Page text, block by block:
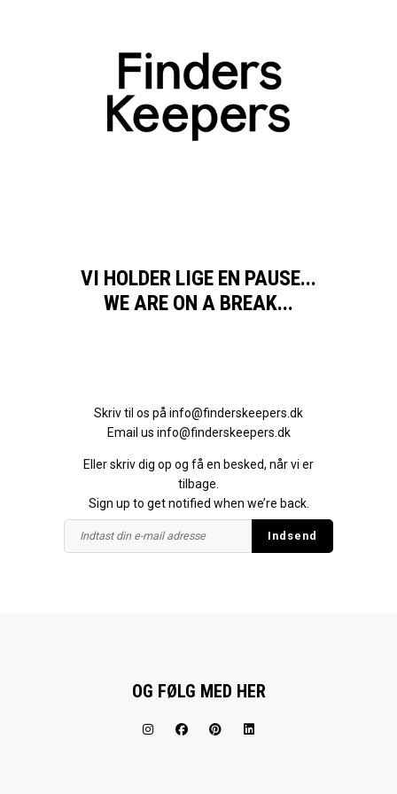
VI HOLDER LIGE EN PAUSE...
WE ARE ON A BREAK...
Skriv til os på info@finderskeepers.dk
Email us info@finderskeepers.dk
Eller skriv dig op og få en besked, når vi er
tilbage.
Sign up to get notified when we’re back.
OG FØLG MED HER